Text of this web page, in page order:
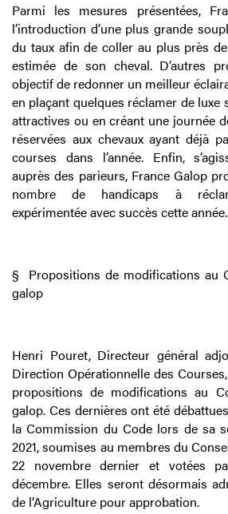
Parmi les mesures présentées,
l’introduction d’une plus grande
du taux afin de coller au plus près
estimée de son cheval. D’autres
objectif de redonner un meilleur
en plaçant quelques réclamer de luxe
attractives ou en créant une journée
réservées aux chevaux ayant déjà
courses dans l’année. Enfin,
auprès des parieurs, France Galop
nombre de handicaps à
expérimentée avec succès cette année.
§
Propositions de modifications au
galop
Henri Pouret, Directeur général
Direction Opérationnelle des
propositions de modifications au
galop. Ces dernières ont été
la Commission du Code lors de sa
2021, soumises au membres du
22 novembre dernier et votées
décembre. Elles seront désormais
de l’Agriculture pour approbation.